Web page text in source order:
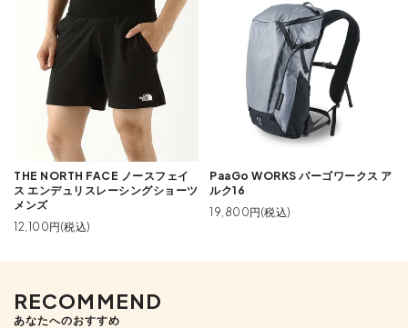
THE NORTH FACE ノースフェイ
ス エンデュリスレーシングショーツ
メンズ
12,100円(税込)
PaaGo WORKS パーゴワークス ア
ルク16
19,800円(税込)
RECOMMEND
あなたへのおすすめ